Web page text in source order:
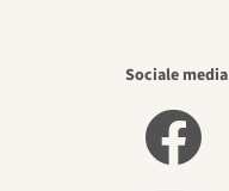
Sociale media